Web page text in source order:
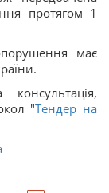
протягом 1
має
"Тендер на